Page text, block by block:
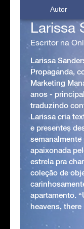
Autor
Larissa
Escritor na
Larissa
Propaganda,
Marketing
anos -
traduzindo
Larissa cria
e presentes
semanalmente
apaixonada
estrela pra
coleção de
apartamento.
heavens,